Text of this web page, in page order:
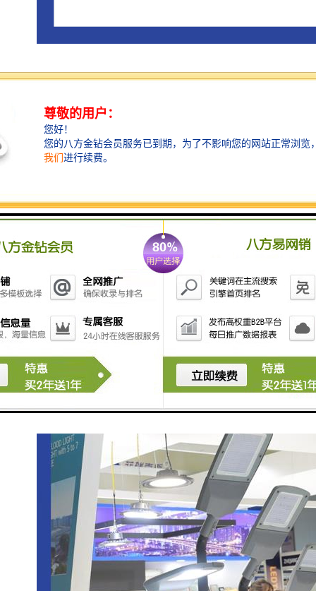
中际展览自2005年成立以来，已经组织过上万家中国企
区，如美国、加拿大、德国、法国、英国、意大利、波
兰、俄罗斯、荷兰、西班牙、马来西亚、土耳其、巴
西、墨西哥、阿根廷、秘鲁、埃及、阿联酋、印度、印